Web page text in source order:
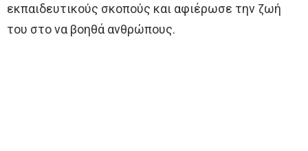
εκπαιδευτικούς σκοπούς και αφιέρωσε την ζωή
του στο να βοηθά ανθρώπους.